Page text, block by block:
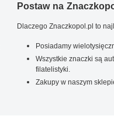
Postaw na
Dlaczego Znaczkopol.pl to
Posiadamy
Wszystkie znaczki są
filatelistyki.
Zakupy w naszym